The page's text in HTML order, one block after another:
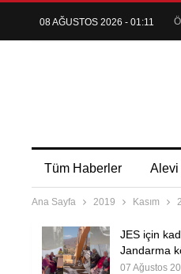
08 AĞUSTOS 2026 - 01:11
Tüm Haberler Alevi
Ana Sayfa 2019 Kasım
JES için
Jandarma
07 Ağustos